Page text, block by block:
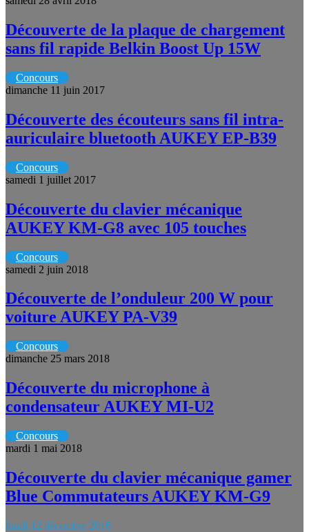
Découverte de la plaque de chargement
sans fil rapide Belkin Boost Up 15W
Concours
dimanche 11 juin 2017
Découverte des écouteurs sans fil intra-
auriculaire bluetooth AUKEY EP-B39
Concours
samedi 1 juillet 2017
Découverte du clavier mécanique
AUKEY KM-G8 avec 105 touches
Concours
samedi 2 juin 2018
Découverte de l’onduleur 200 W pour
voiture AUKEY PA-V39
Concours
dimanche 25 mars 2018
Découverte du microphone à
condensateur AUKEY MI-U2
Concours
mardi 1 mai 2018
Découverte du clavier mécanique gamer
Blue Commutateurs AUKEY KM-G9
lundi 12 décembre 2016